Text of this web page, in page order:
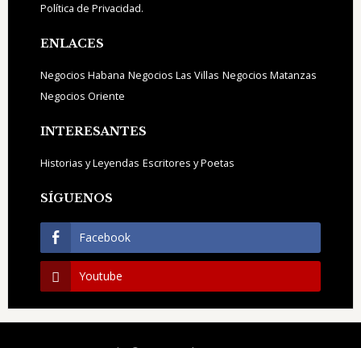
Política de Privacidad.
ENLACES
Negocios Habana Negocios Las Villas Negocios Matanzas
Negocios Oriente
INTERESANTES
Historias y Leyendas Escritores y Poetas
SÍGUENOS
Facebook
Youtube